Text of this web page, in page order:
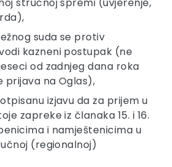
suda se protiv
kazneni postupak (ne
od zadnjeg dana roka
prijava na Oglas),
izjavu da za prijem u
zapreke iz članaka 15. i 16.
i namještenicima u
(regionalnoj)